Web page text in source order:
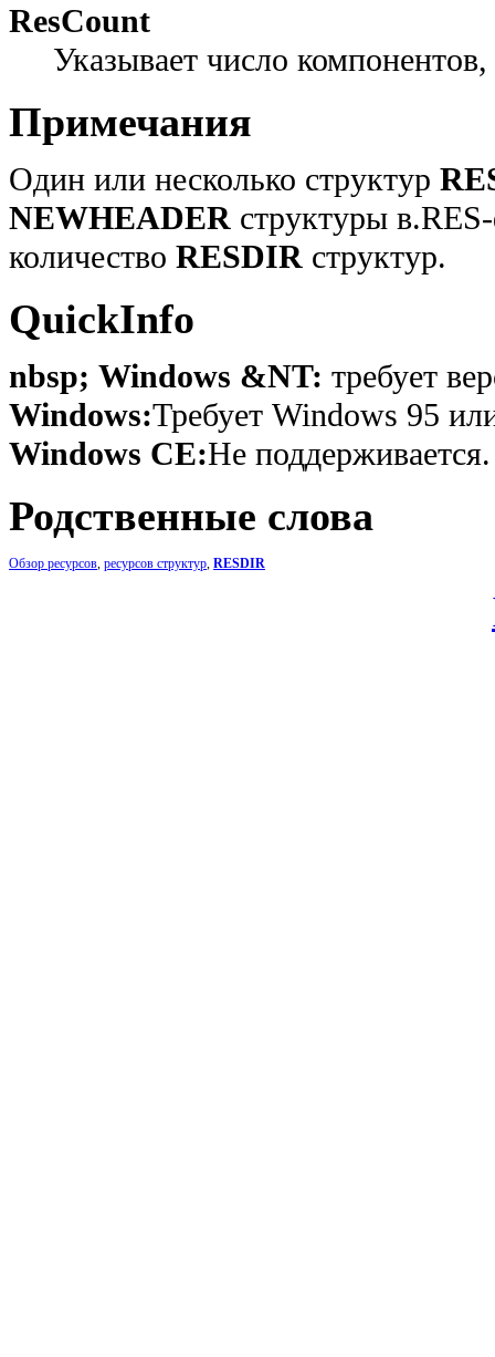
ResCount
Указывает число
Примечания
Один или несколько структур
NEWHEADER структуры
количество RESDIR структур.
QuickInfo
nbsp; Windows &NT: требует
Windows:Требует Windows 95
Windows CE:Не поддерживается.
Родственные слова
Обзор ресурсов ресурсов структур RESDIR